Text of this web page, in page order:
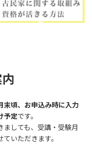
末頃、お申込み時に入力
予定です。
ましても、受講・受験月
いただきます。